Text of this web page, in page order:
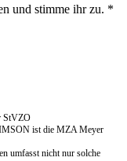
und stimme ihr zu. *
StVZO
ist die MZA Meyer
umfasst nicht nur solche